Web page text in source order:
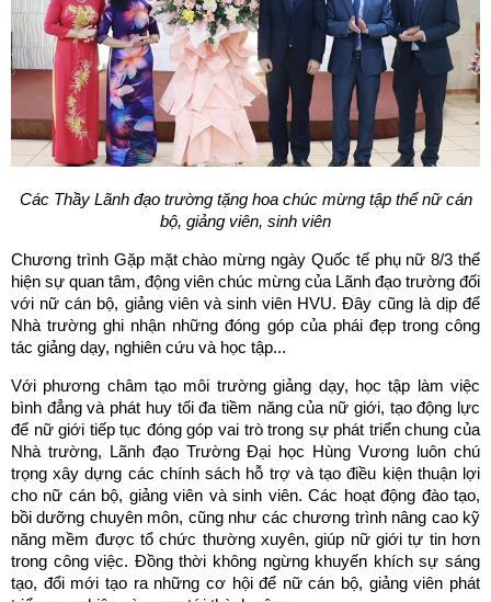
Các Thầy Lãnh đạo trường tặng hoa chúc mừng tập thể nữ cán
bộ, giảng viên, sinh viên
Chương trình Gặp mặt chào mừng ngày Quốc tế phụ nữ 8/3 thể
hiện sự quan tâm, động viên chúc mừng của Lãnh đạo trường đối
với nữ cán bộ, giảng viên và sinh viên HVU. Đây cũng là dịp để
Nhà trường ghi nhận những đóng góp của phái đẹp trong công
tác giảng dạy, nghiên cứu và học tập...
Với phương châm tạo môi trường giảng dạy, học tập làm việc
bình đẳng và phát huy tối đa tiềm năng của nữ giới, tạo động lực
để nữ giới tiếp tục đóng góp vai trò trong sự phát triển chung của
Nhà trường, Lãnh đạo Trường Đại học Hùng Vương luôn chú
trọng xây dựng các chính sách hỗ trợ và tạo điều kiện thuận lợi
cho nữ cán bộ, giảng viên và sinh viên. Các hoạt động đào tạo,
bồi dưỡng chuyên môn, cũng như các chương trình nâng cao kỹ
năng mềm được tổ chức thường xuyên, giúp nữ giới tự tin hơn
trong công việc. Đồng thời không ngừng khuyến khích sự sáng
tạo, đổi mới tạo ra những cơ hội để nữ cán bộ, giảng viên phát